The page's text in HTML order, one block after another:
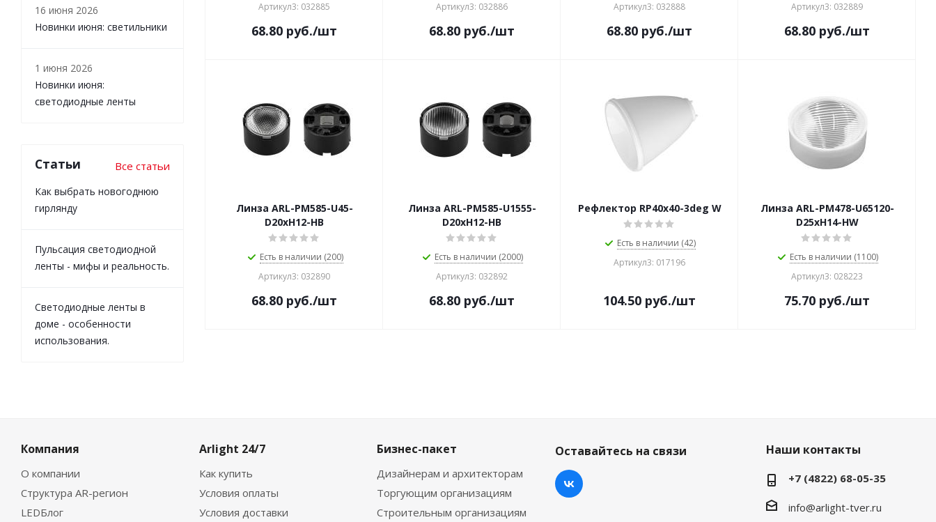
Артикул3: 032885
68.80 руб./шт
Артикул3: 032886
68.80 руб./шт
Артикул3: 032888
68.80 руб./шт
Артикул3: 032889
68.80 руб./шт
Линза ARL-PM585-U45-
D20xH12-HB
Есть в наличии (200)
Артикул3: 032890
68.80 руб./шт
Линза ARL-PM585-U1555-
D20xH12-HB
Есть в наличии (2000)
Артикул3: 032892
68.80 руб./шт
Рефлектор RP40x40-3deg W
Есть в наличии (42)
Артикул3: 017196
104.50 руб./шт
Линза ARL-PM478-U65120-
D25xH14-HW
Есть в наличии (1100)
Артикул3: 028223
75.70 руб./шт
16 июня 2026
Новинки июня: светильники
1 июня 2026
Новинки июня:
светодиодные ленты
Статьи Все статьи
Как выбрать новогоднюю
гирлянду
Пульсация светодиодной
ленты - мифы и реальность.
Светодиодные ленты в
доме - особенности
использования.
Компания
О компании
Структура AR-регион
LEDБлог
Arlight 24/7
Как купить
Условия оплаты
Условия доставки
Бизнес-пакет
Дизайнерам и архитекторам
Торгующим организациям
Строительным организациям
Оставайтесь на связи Наши контакты
+7 (4822) 68-05-35
info@arlight-tver.ru